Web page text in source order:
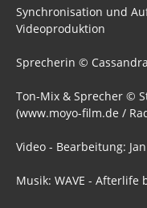
Synchronisation und
Videoproduktion
Sprecherin © Cassandra
Ton-Mix & Sprecher ©
(www.moyo-film.de /
Video - Bearbeitung:
Musik: WAVE - Afterlife